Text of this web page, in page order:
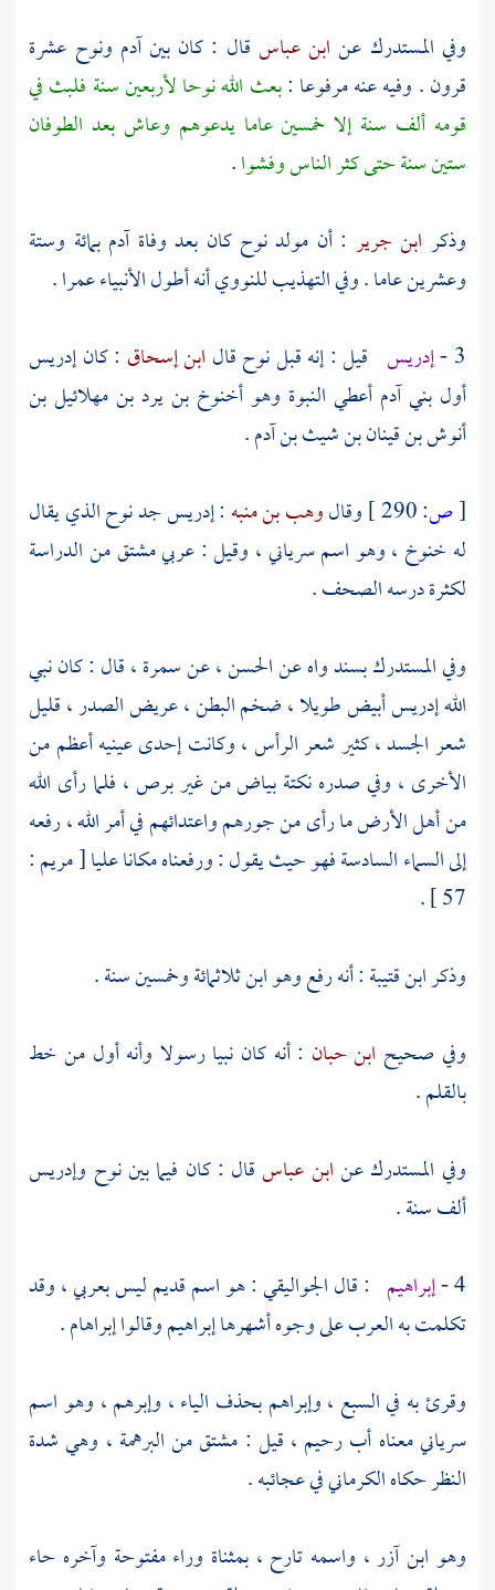
وفي المستدرك عن ابن عباس قال : كان بينآدم ونوح عشرة
قرون . وفيه عنه مرفوعا :بعث اللهنوحالأربعين سنة فلبث في
قومه ألف سنة إلا خمسين عاما يدعوهم وعاش بعد الطوفان
ستين سنة حتى كثر الناس وفشوا.
وذكر ابن جرير : أن مولدنوحكان بعد وفاةآدمبمائة وستة
وعشرين عاما . وفي التهذيبللنوويأنه أطول الأنبياء عمرا .
3 - إدريس قيل : إنه قبلنوحقال ابن إسحاق : كانإدريس
أول بني آدم أعطي النبوة وهوأخنوخ بن يرد بن مهلائيل بن
أنوش بن قينان بن شيث بن آدم.
[ص: وقالوهب بن منبه :إدريسجدنوحالذي يقال
له خنوخ ،وهو اسم سرياني ، وقيل : عربي مشتق من الدراسة
لكثرة درسه الصحف .
وفي المستدرك بسند واه عنالحسن ،عنسمرة ،قال : كان نبي
اللهإدريسأبيض طويلا ، ضخم البطن ، عريض الصدر ، قليل
شعر الجسد ، كثير شعر الرأس ، وكانت إحدى عينيه أعظم من
الأخرى ، وفي صدره نكتة بياض من غير برص ، فلما رأى الله
من أهل الأرض ما رأى من جورهم واعتدائهم في أمر الله ، رفعه
إلى السماء السادسة فهو حيث يقول : ورفعناه مكانا عليا [ مريم :
57 ] .
وذكرابن قتيبة: أنه رفع وهو ابن ثلاثمائة وخمسين سنة .
وفي صحيح ابن حبان : أنه كان نبيا رسولا وأنه أول من خط
بالقلم .
وفي المستدرك عنابن عباسقال : كان فيما بيننوح وإدريس
ألف سنة .
4 - إبراهيم : قالالجواليقي: هو اسم قديم ليس بعربي ، وقد
تكلمت به العرب على وجوه أشهرهاإبراهيموقالوا إبراهام .
وقرئ به في السبع ،وإبراهمبحذف الياء ، وإبرهم ، وهو اسم
سرياني معناه أب رحيم ، قيل : مشتق من البرهمة ، وهي شدة
النظر حكاهالكرمانيفي عجائبه .
وهو ابن آزر ، واسمه تارح ، بمثناة وراء مفتوحة وآخره حاء